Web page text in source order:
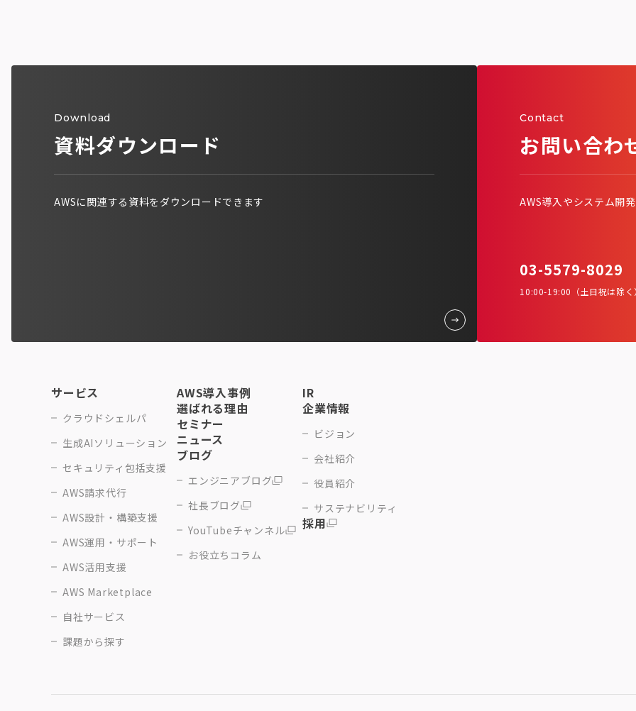
Download
資料ダウンロード
AWSに関連する資料をダウンロードできます
Contact
お問い合わ
AWS導入やシステム開
03-5579-8029
10:00-19:00（土日祝は除く
サービス
クラウドシェルパ
生成AIソリューション
セキュリティ包括支援
AWS請求代行
AWS設計・構築支援
AWS運用・サポート
AWS活用支援
AWS Marketplace
自社サービス
課題から探す
AWS導入事例
選ばれる理由
セミナー
ニュース
ブログ
エンジニアブログ
社長ブログ
YouTubeチャンネル
お役立ちコラム
IR
企業情報
ビジョン
会社紹介
役員紹介
サステナビリティ
採用